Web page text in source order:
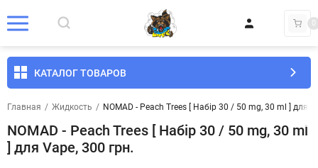
0
КАТАЛОГ ТОВАРОВ
Главная / Жидкость / NOMAD - Peach Trees [ Набір 30 / 50 mg, 30 ml ] для
NOMAD - Peach Trees [ Набір 30 / 50 mg, 30 ml
] для Vape, 300 грн.